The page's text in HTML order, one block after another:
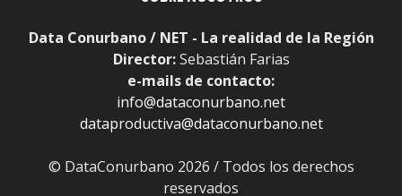
Data Conurbano / NET - La realidad de la Región
Director:Sebastián Farias
e-mails de contacto:
info@dataconurbano.net
dataproductiva@dataconurbano.net
© DataConurbano 2026 / Todos los derechos
reservados